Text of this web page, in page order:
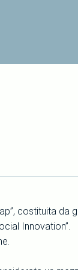
costituita da
Innovation”.